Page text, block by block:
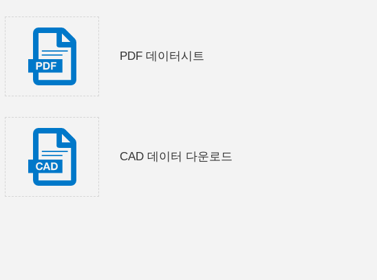
PDF 데이터시트
CAD 데이터 다운로드